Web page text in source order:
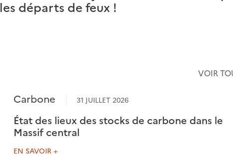
les départs de feux !
VOIR
Carbone 31 JUILLET 2026
État des lieux des stocks de carbone dans le
Massif central
EN SAVOIR +